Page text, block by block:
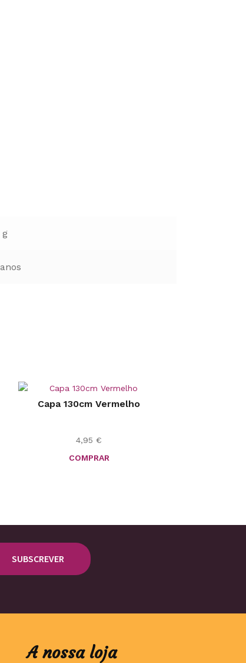
Capa 130cm Vermelho
4,95 €
COMPRAR
A nossa loja